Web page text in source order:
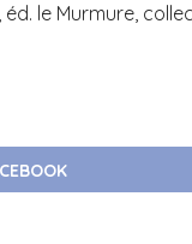
éd. le Murmure,